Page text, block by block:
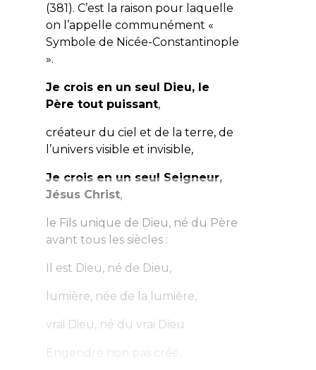
(381). C’est la raison pour laquelle
on l’appelle communément «
Symbole de Nicée-Constantinople
».
Je crois en un seul Dieu, le
Père tout puissant,
créateur du ciel et de la terre, de
l’univers visible et invisible,
Je crois en un seul Seigneur,
Jésus Christ,
le Fils unique de Dieu, né du Père
avant tous les siècles :
Il est Dieu, né de Dieu,
lumière, née de la lumière,
vrai Dieu, né du vrai Dieu
Engendré non pas créé,